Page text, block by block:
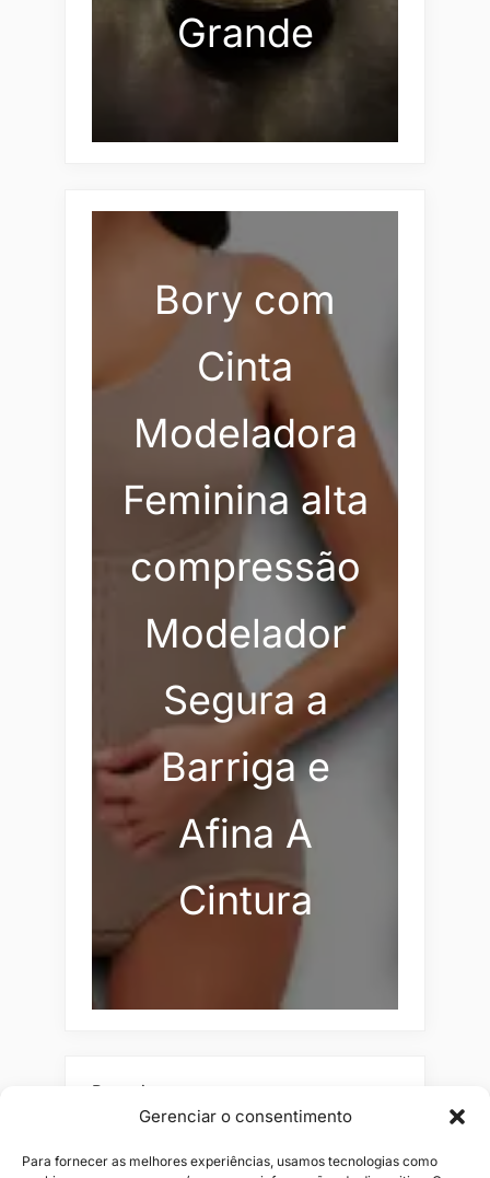
Gerenciar o consentimento
Para fornecer as melhores experiências, usamos tecnologias como
Grande
Bory com
Cinta
Modeladora
Feminina alta
compressão
Modelador
Segura a
Barriga e
Afina A
Cintura
Pesquisar